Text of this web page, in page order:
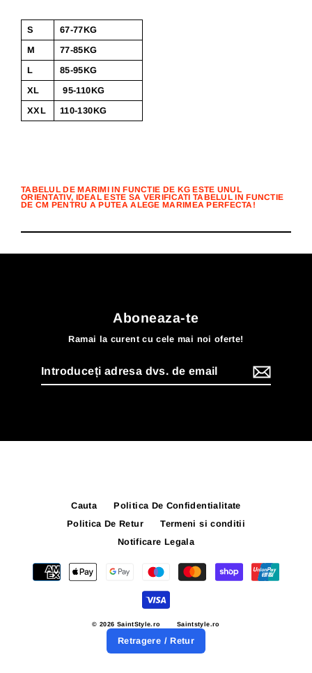
S
67-77KG
M
77-85KG
L
85-95KG
XL
95-110KG
XXL
110-130KG
TABELUL DE MARIMI IN FUNCTIE DE KG ESTE UNUL
ORIENTATIV, IDEAL ESTE SA VERIFICATI TABELUL IN FUNCTIE
DE CM PENTRU A PUTEA ALEGE MARIMEA PERFECTA!
Aboneaza-te
Ramai la curent cu cele mai noi oferte!
adresa
Cauta
Politica De Confidentialitate
Politica De Retur
Termeni si conditii
Notificare Legala
© 2026 SaintStyle.ro Saintstyle.ro
Retragere / Retur